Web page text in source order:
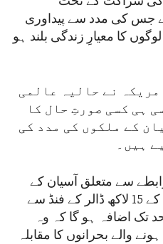
جس کی مدد سے پیداوری
کا معیارِ زندگی بلند ہو
نے حالیہ عالمی
ہی کسی صورتِ حال کا
کے ملکوں کی مدد کی
ہیں۔
سے متعلق آسیان کے
نظام کے تحت محکمۂ خارجہ کے 15 لاکھ ڈالر کے فنڈ سے
تک اضافہ ہو گا کہ وہ
والے بحرانوں کا مقابلہ